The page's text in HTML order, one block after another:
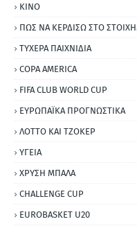
ΚΙΝΟ
ΠΩΣ ΝΑ ΚΕΡΔΙΣΩ ΣΤΟ
ΤΥΧΕΡΑ ΠΑΙΧΝΙΔΙΑ
COPA AMERICA
FIFA CLUB WORLD CUP
ΕΥΡΩΠΑΪΚΑ ΠΡΟΓΝΩΣΤΙΚΑ
ΛΟΤΤΟ ΚΑΙ ΤΖΟΚΕΡ
ΥΓΕΙΑ
ΧΡΥΣΗ ΜΠΑΛΑ
CHALLENGE CUP
EUROBASKET U20